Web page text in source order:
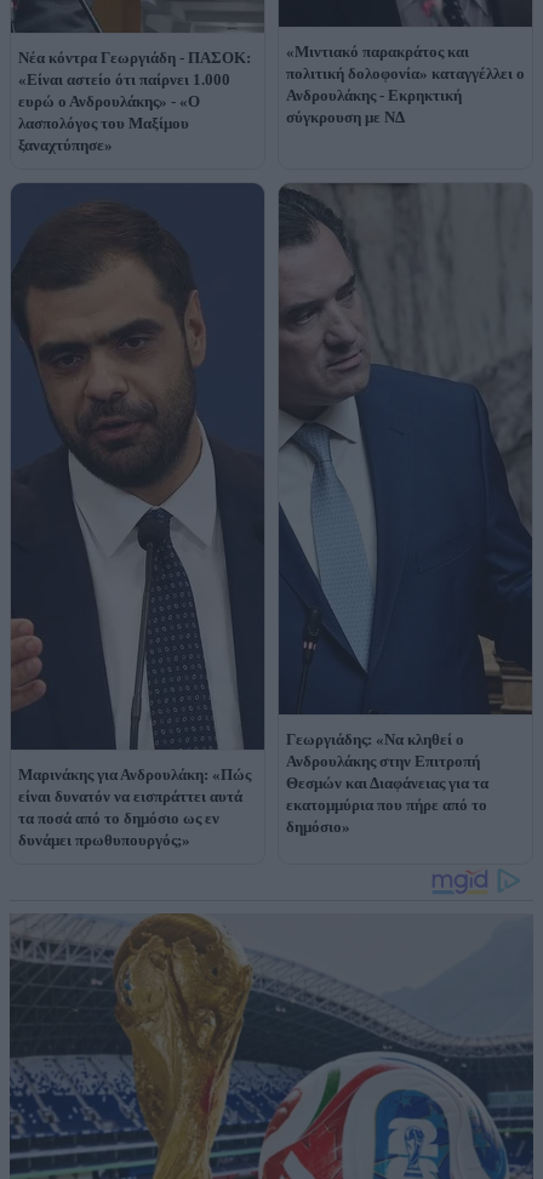
Νέα κόντρα Γεωργιάδη - ΠΑΣΟΚ:
«Είναι αστείο ότι παίρνει 1.000
ευρώ ο Ανδρουλάκης» - «Ο
λασπολόγος του Μαξίμου
ξαναχτύπησε»
«Μιντιακό παρακράτος και
πολιτική δολοφονία» καταγγέλλει ο
Ανδρουλάκης - Εκρηκτική
σύγκρουση με ΝΔ
Μαρινάκης για Ανδρουλάκη: «Πώς
είναι δυνατόν να εισπράττει αυτά
τα ποσά από το δημόσιο ως εν
δυνάμει πρωθυπουργός;»
Γεωργιάδης: «Να κληθεί ο
Ανδρουλάκης στην Επιτροπή
Θεσμών και Διαφάνειας για τα
εκατομμύρια που πήρε από το
δημόσιο»